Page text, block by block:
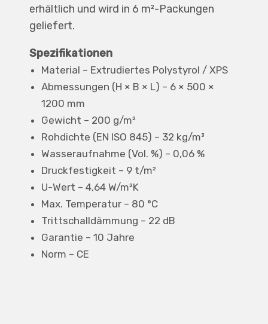
erhältlich und wird in 6 m²-Packungen
geliefert.
Spezifikationen
Material – Extrudiertes Polystyrol / XPS
Abmessungen (H × B × L) – 6 × 500 ×
1200 mm
Gewicht – 200 g/m²
Rohdichte (EN ISO 845) – 32 kg/m³
Wasseraufnahme (Vol. %) – 0,06 %
Druckfestigkeit – 9 t/m²
U-Wert – 4,64 W/m²K
Max. Temperatur – 80 °C
Trittschalldämmung – 22 dB
Garantie – 10 Jahre
Norm – CE